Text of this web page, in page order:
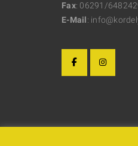
Fax: 06291/
E-Mail: